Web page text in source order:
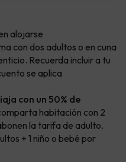
alojarse
con dos adultos o en cuna
Recuerda incluir a tu
se aplica
con un 50% de
habitación con 2
la tarifa de adulto.
+ 1 niño o bebé por